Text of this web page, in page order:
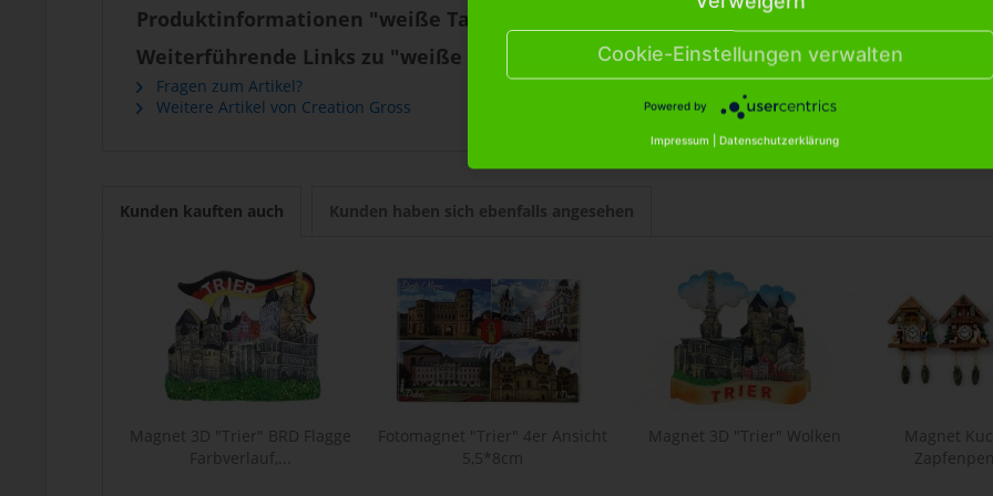
Produktinformationen "weiße Tasse "I love Trier" innen rot und mit rotem Henkel"
Weiterführende Links zu "weiße Tasse "I love Trier" innen rot und mit rotem Henkel"
Fragen zum Artikel?
Weitere Artikel von Creation Gross
Kunden kauften auch Kunden haben sich ebenfalls angesehen
Magnet 3D "Trier" BRD Flagge
Farbverlauf,...
Fotomagnet "Trier" 4er Ansicht
5,5*8cm
Magnet 3D "Trier" Wolken
Magnet
Cookie-Einstellungen verwalten
Powered by
Impressum Datenschutzerklärung